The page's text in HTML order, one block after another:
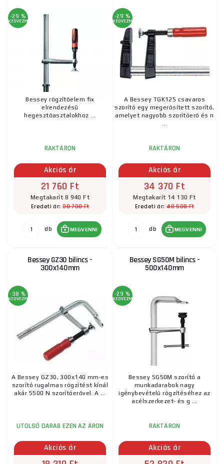
-29 %
KEDVEZMÉNY
Bessey rögzítőelem fix
elrendezésű
hegesztőasztalokhoz ...
RAKTÁRON
Akciós ár
21 760 Ft
Megtakarít 8 940 Ft
Eredeti ár:30 700 Ft
db MEGVENNI
-29 %
KEDVEZMÉNY
A Bessey TGK125 csavaros
szorító egy megerősített szorító,
amelyet nagyobb szorítóerő és n
...
RAKTÁRON
Akciós ár
34 370 Ft
Megtakarít 14 130 Ft
Eredeti ár:48 500 Ft
db MEGVENNI
Bessey GZ30 bilincs -
300x140mm
-38 %
KEDVEZMÉNY
A Bessey GZ30, 300x140 mm-es
szorító rugalmas rögzítést kínál
akár 5500 N szorítóerővel. A ...
UTOLSÓ DARAB EZEN AZ ÁRON
Akciós ár
Bessey SG50M bilincs -
500x140mm
-29 %
KEDVEZMÉNY
Bessey SG50M szorító a
munkadarabok nagy
igénybevételű rögzítéséhez az
acélszerkezet- és g ...
RAKTÁRON
Akciós ár